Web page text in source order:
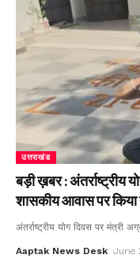
उत्तराखंड
बड़ी ख़बर : अंतर्राष्ट्रीय
शासकीय आवास पर किया
अंतर्राष्ट्रीय योग दिवस पर मंत्री
Aaptak News Desk June